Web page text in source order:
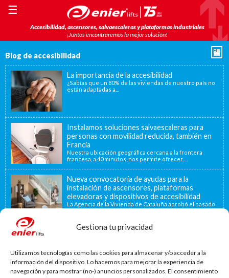
Gestiona tu privacidad
Utilizamos tecnologías como las cookies para almacenar y/o acceder a la
información del dispositivo. Lo hacemos para mejorar la experiencia de
navegación y para mostrar (no-) anuncios personalizados. El consentimiento
Accesibilidad, ascensores, salvaescaleras y plataformas industriales
¡Juntos encontraremos la mejor solución!
☰
Blog de accesibilidad
La importancia de la accesibilidad
¿Sabías que un 80% de las viviendas de nuestro país no
están adaptadas a...
Instalamos soluciones salvaescaleras para
personas con movilidad reducida, también en
Francia
Nuestra ubicación geográfica cercana a la frontera
francesa, a 40 minutos, nos permite ofrecer...
Nueva convocatoria de ayudas para la
instalación de ascensores, plataformas
elevadoras y dispositivos de accesibilidad
La Agencia de la Vivienda de Cataluña aprobó el pasado
15 de noviembre de...
La accesibilidad universal es una prioridad